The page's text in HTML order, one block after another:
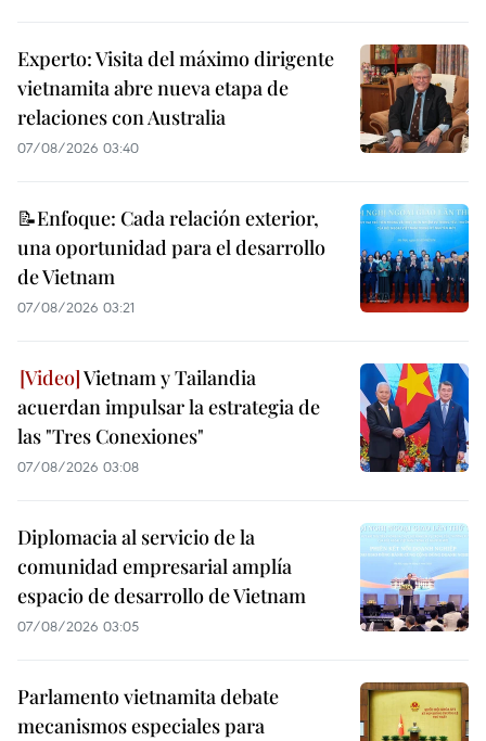
Experto: Visita del máximo dirigente
vietnamita abre nueva etapa de
relaciones con Australia
07/08/2026 03:40
📝Enfoque: Cada relación exterior,
una oportunidad para el desarrollo
de Vietnam
07/08/2026 03:21
Vietnam y Tailandia
acuerdan impulsar la estrategia de
las "Tres Conexiones"
07/08/2026 03:08
Diplomacia al servicio de la
comunidad empresarial amplía
espacio de desarrollo de Vietnam
07/08/2026 03:05
Parlamento vietnamita debate
mecanismos especiales para